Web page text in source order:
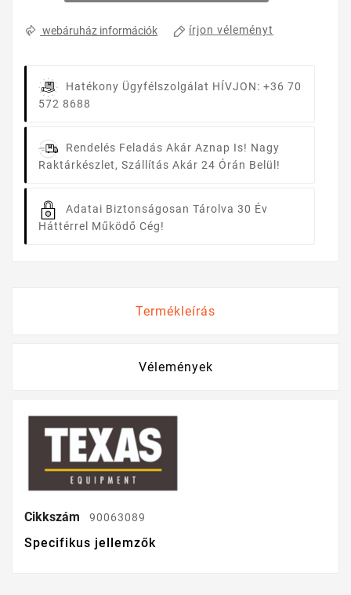
webáruház információk írjon véleményt
Hatékony Ügyfélszolgálat HÍVJON: +36 70
572 8688
Rendelés Feladás Akár Aznap Is! Nagy
Raktárkészlet, Szállítás Akár 24 Órán Belül!
Adatai Biztonságosan Tárolva 30 Év
Háttérrel Működő Cég!
Termékleírás
Vélemények
Cikkszám 90063089
Specifikus jellemzők